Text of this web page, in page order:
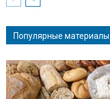
Популярные материалы